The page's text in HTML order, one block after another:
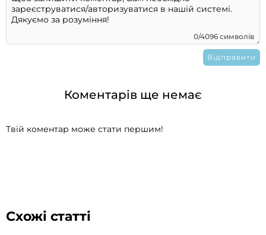
0/4096 символів
Коментарів ще немає
Твій коментар може стати першим!
Схожі статті